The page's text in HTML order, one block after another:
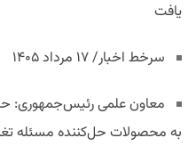
یافت
سرخط اخبار/ ۱۷ مرداد ۱۴۰۵
معاون علمی رئیس‌جمهوری:
به محصولات حل‌کننده مسئله